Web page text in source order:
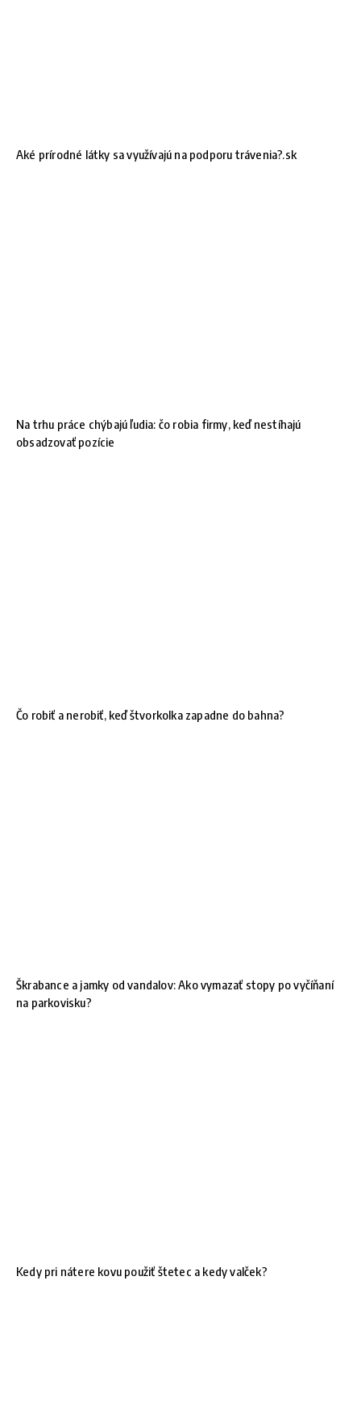
Aké prírodné látky sa využívajú na podporu trávenia?.sk
Na trhu práce chýbajú ľudia: čo robia firmy, keď nestíhajú
obsadzovať pozície
Čo robiť a nerobiť, keď štvorkolka zapadne do bahna?
Škrabance a jamky od vandalov: Ako vymazať stopy po vyčíňaní
na parkovisku?
Kedy pri nátere kovu použiť štetec a kedy valček?